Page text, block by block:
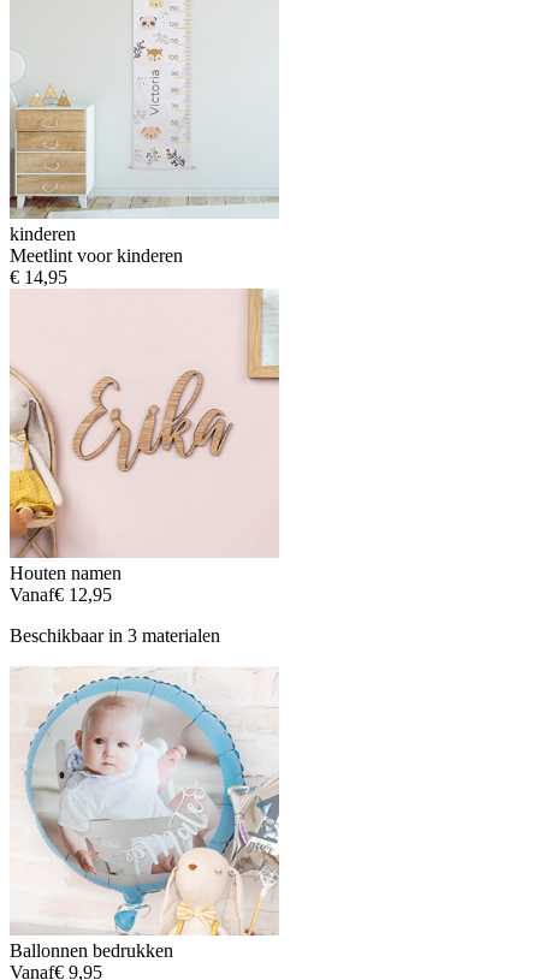
kinderen
Meetlint voor kinderen
€ 14,95
Houten namen
Vanaf€ 12,95
Beschikbaar in 3 materialen
Ballonnen bedrukken
Vanaf€ 9,95